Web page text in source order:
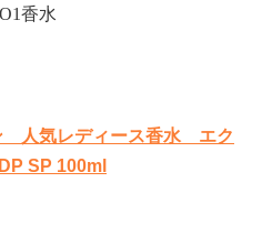
香水
人気レディース香水 エク
SP 100ml